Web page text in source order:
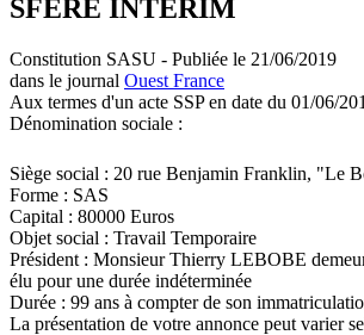
SFERE INTERIM
Constitution SASU - Publiée le 21/06/2019
dans le journal Ouest France
Aux termes d'un acte SSP en date du 01/06/
Dénomination sociale :
Siège social : 20 rue Benjamin Franklin, "Le
Forme : SAS
Capital : 80000 Euros
Objet social : Travail Temporaire
Président : Monsieur Thierry LEBOBE
élu pour une durée indéterminée
Durée : 99 ans à compter de son
La présentation de votre annonce peut varier